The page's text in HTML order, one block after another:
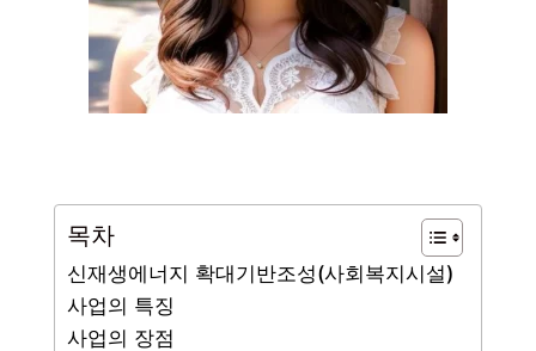
목차
신재생에너지 확대기반조성(사회복지시설)
사업의 특징
사업의 장점